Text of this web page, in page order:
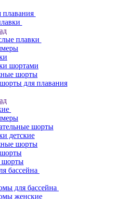
плавания
плавки
шортами
шорты
для плавания
шорты
детские
шорты
шорты
бассейна
для бассейна
женские